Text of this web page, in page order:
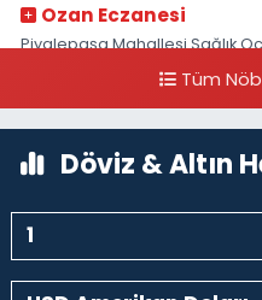
Ozan Eczanesi
Piyalepaşa Mahallesi Sağlık
Tüm
Döviz & Altın